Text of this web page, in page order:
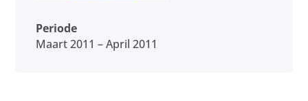
Periode
Maart 2011 – April 2011